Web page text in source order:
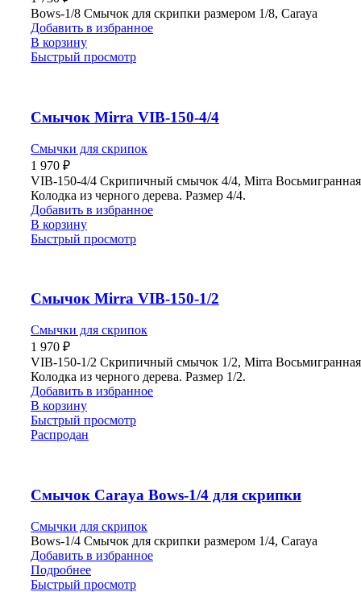
Bows-1/8 Смычок для скрипки размером 1/8, Carayа
Добавить в избранное
В корзину
Быстрый просмотр
Смычок Mirra VIB-150-4/4
Смычки для скрипок
1 970 ₽
VIB-150-4/4 Скрипичный смычок 4/4, Mirra Восьмигранная
Колодка из черного дерева. Размер 4/4.
Добавить в избранное
В корзину
Быстрый просмотр
Смычок Mirra VIB-150-1/2
Смычки для скрипок
1 970 ₽
VIB-150-1/2 Скрипичный смычок 1/2, Mirra Восьмигранная
Колодка из черного дерева. Размер 1/2.
Добавить в избранное
В корзину
Быстрый просмотр
Распродан
Смычок Carayа Bows-1/4 для скрипки
Смычки для скрипок
Bows-1/4 Смычок для скрипки размером 1/4, Carayа
Добавить в избранное
Подробнее
Быстрый просмотр